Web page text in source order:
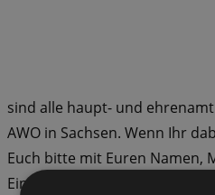
sind alle haupt- und
AWO in Sachsen. Wenn Ihr
Euch bitte mit Euren Namen,
Einrichtung der AWO, in der